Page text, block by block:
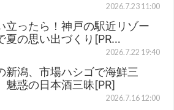
2026.7.23 11:00
立ったら！神戸の駅近リゾー
夏の思い出づくり[PR…
2026.7.22 19:40
新潟、市場ハシゴで海鮮三
魅惑の日本酒三昧[PR]
2026.7.16 12:00